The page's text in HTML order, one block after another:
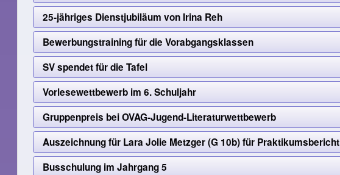
25-jähriges Dienstjubiläum von Irina Reh
Bewerbungstraining für die Vorabgangsklassen
SV spendet für die Tafel
Vorlesewettbewerb im 6. Schuljahr
Gruppenpreis bei OVAG-Jugend-Literaturwettbewerb
Auszeichnung für Lara Jolie Metzger (G 10b) für Praktikumsbericht
Busschulung im Jahrgang 5